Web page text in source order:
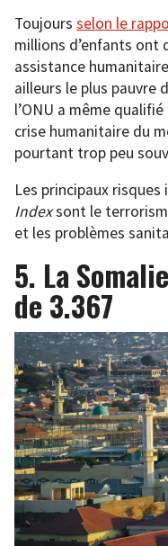
Toujours selon le
millions d’enfants ont
assistance
ailleurs le plus pauvre
l’ONU a même
crise humanitaire du
pourtant trop peu
Les principaux
Indexsont le
et les problèmes
5. La
de 3.367